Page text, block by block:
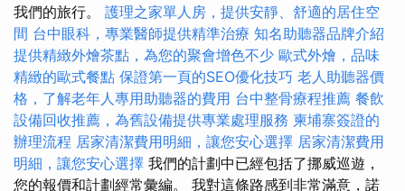
我們的旅行。 護理之家單人房，提供安靜、舒適的居住空
間 台中眼科，專業醫師提供精準治療 知名助聽器品牌介紹
提供精緻外燴茶點，為您的聚會增色不少 歐式外燴，品味
精緻的歐式餐點 保證第一頁的SEO優化技巧 老人助聽器價
格，了解老年人專用助聽器的費用 台中整骨療程推薦 餐飲
設備回收推薦，為舊設備提供專業處理服務 柬埔寨簽證的
辦理流程 居家清潔費用明細，讓您安心選擇 居家清潔費用
明細，讓您安心選擇 我們的計劃中已經包括了挪威巡遊，
您的報價和計劃經常彙編。 我對這條路感到非常滿意，諾